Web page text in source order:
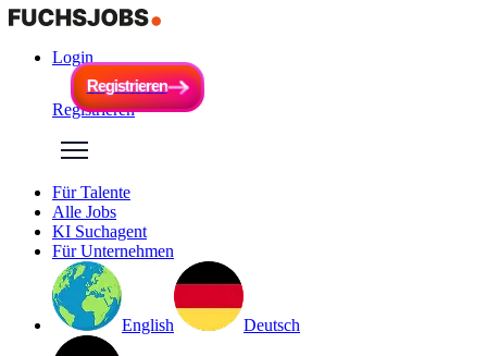
Login
Registrieren
Registrieren
Registrieren
Für Talente
Alle Jobs
KI Suchagent
Für Unternehmen
English Deutsch